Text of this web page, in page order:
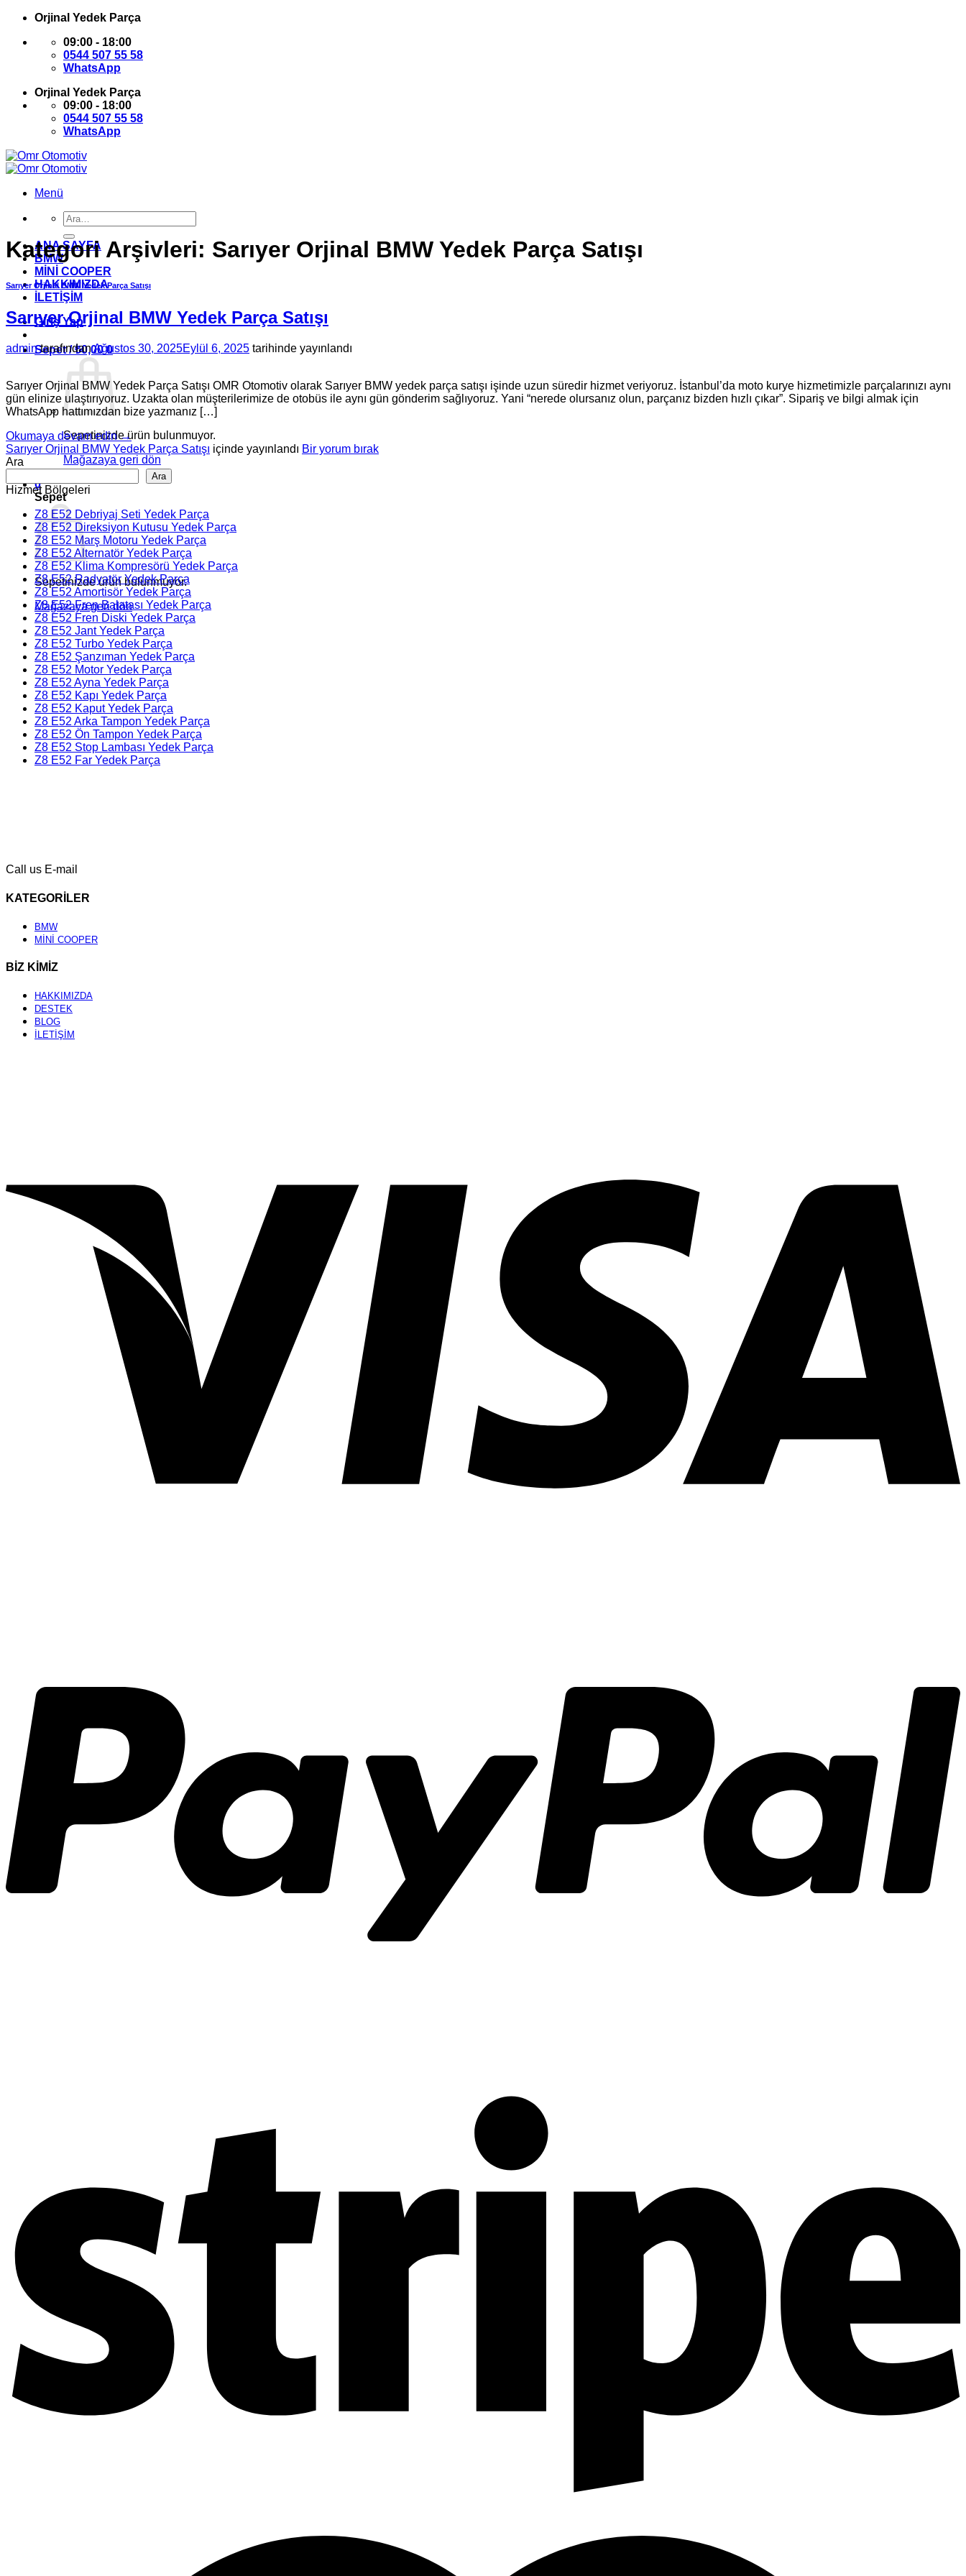
İçeriğeOrjinal Yedek Parça
09:00 - 18:00
0544 507 55 58
WhatsApp
Orjinal Yedek Parça
09:00 - 18:00
0544 507 55 58
WhatsApp
Menü
Ara:
ANA SAYFA
BMW
MİNİ COOPER
HAKKIMIZDA
İLETİŞİM
Giriş Yap
Sepet /₺0,00 0
Sepetinizde ürün bulunmuyor.
Mağazaya geri dön
0
Sepet
Sepetinizde ürün bulunmuyor.
Mağazaya geri dön
Kategori Arşivleri: Sarıyer Orjinal BMW Yedek Parça Satışı
Sarıyer Orjinal BMW Yedek Parça Satışı
Sarıyer Orjinal BMW Yedek Parça Satışı
admintarafındanAğustos 30, 2025Eylül 6, 2025 tarihinde yayınlandı
Sarıyer Orjinal BMW Yedek Parça Satışı OMR Otomotiv olarak Sarıyer BMW yedek parça satışı işinde uzun süredir hizmet veriyoruz. İstanbul’da moto kurye hizmetimizle parçalarınızı aynı
gün elinize ulaştırıyoruz. Uzakta olan müşterilerimize de otobüs ile aynı gün gönderim sağlıyoruz. Yani “nerede olursanız olun, parçanız bizden hızlı çıkar”. Sipariş ve bilgi almak için
WhatsApp hattımızdan bize yazmanız […]
Okumaya devam edin→
Sarıyer Orjinal BMW Yedek Parça Satışı içinde yayınlandı Bir yorum bırak
Ara
Ara
Hizmet Bölgeleri
Z8 E52 Debriyaj Seti Yedek Parça
Z8 E52 Direksiyon Kutusu Yedek Parça
Z8 E52 Marş Motoru Yedek Parça
Z8 E52 Alternatör Yedek Parça
Z8 E52 Klima Kompresörü Yedek Parça
Z8 E52 Radyatör Yedek Parça
Z8 E52 Amortisör Yedek Parça
Z8 E52 Fren Balatası Yedek Parça
Z8 E52 Fren Diski Yedek Parça
Z8 E52 Jant Yedek Parça
Z8 E52 Turbo Yedek Parça
Z8 E52 Şanzıman Yedek Parça
Z8 E52 Motor Yedek Parça
Z8 E52 Ayna Yedek Parça
Z8 E52 Kapı Yedek Parça
Z8 E52 Kaput Yedek Parça
Z8 E52 Arka Tampon Yedek Parça
Z8 E52 Ön Tampon Yedek Parça
Z8 E52 Stop Lambası Yedek Parça
Z8 E52 Far Yedek Parça
Call us E-mail
KATEGORİLER
BMW
MİNİ COOPER
BİZ KİMİZ
HAKKIMIZDA
DESTEK
BLOG
İLETİŞİM